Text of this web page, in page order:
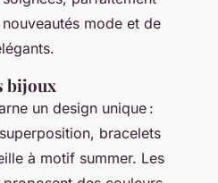
mode et de
bijoux
un design unique :
bracelets
à motif summer. Les